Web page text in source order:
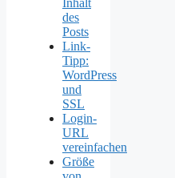
Inhalt
des
Posts
Link-
Tipp:
WordPress
und
SSL
Login-
URL
vereinfachen
Größe